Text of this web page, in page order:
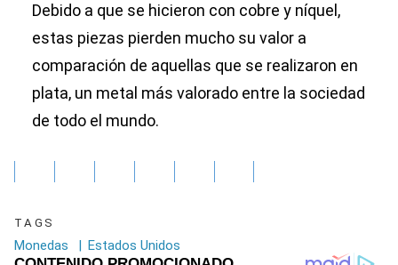
Debido a que se hicieron con cobre y níquel,
estas piezas pierden mucho su valor a
comparación de aquellas que se realizaron en
plata, un metal más valorado entre la sociedad
de todo el mundo.
TAGS
Monedas | Estados Unidos